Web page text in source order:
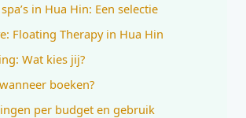
in Hua Hin: Een selectie
Floating Therapy in Hua Hin
Wat kies jij?
boeken?
per budget en gebruik